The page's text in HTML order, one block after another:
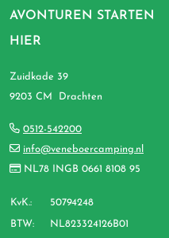
AVONTUREN STARTEN
HIER
Zuidkade 39
9203 CM Drachten
0512-542200
info@veneboercamping.nl
NL78 INGB 0661 8108 95
KvK.: 50794248
BTW: NL823324126B01